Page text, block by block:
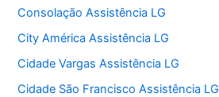
Consolação Assistência LG
City América Assistência LG
Cidade Vargas Assistência LG
Cidade São Francisco Assistência LG